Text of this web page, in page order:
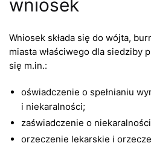
wniosek
Wniosek składa się do wójta,
miasta właściwego dla siedziby
się m.in.:
oświadczenie o spełnianiu
i niekaralności;
zaświadczenie o
orzeczenie lekarskie i